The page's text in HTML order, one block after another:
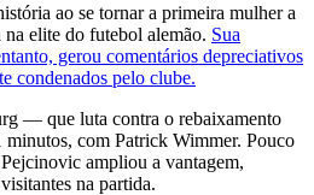
ao se tornar a primeira mulher a
na elite do futebol alemão. Sua
gerou comentários depreciativos
condenados pelo clube.
— que luta contra o rebaixamento
com Patrick Wimmer. Pouco
ampliou a vantagem,
na partida.